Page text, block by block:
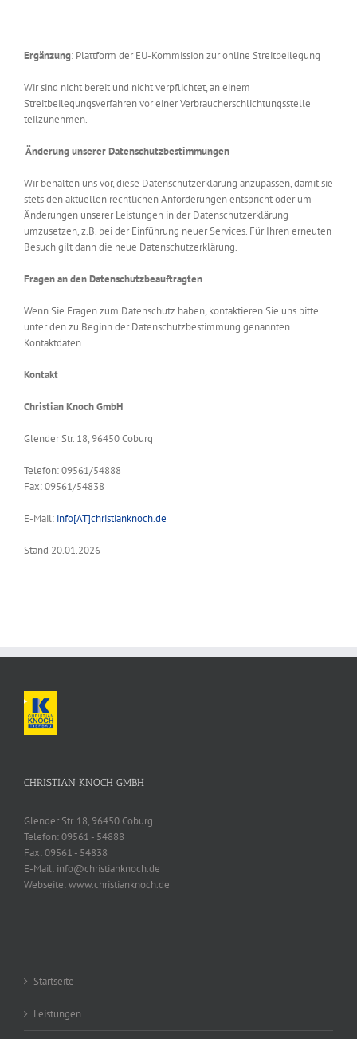
Ergänzung: Plattform der EU-Kommission zur online Streitbeilegung
Wir sind nicht bereit und nicht verpflichtet, an einem
Streitbeilegungsverfahren vor einer Verbraucherschlichtungsstelle
teilzunehmen.
Änderung unserer Datenschutzbestimmungen
Wir behalten uns vor, diese Datenschutzerklärung anzupassen, damit sie
stets den aktuellen rechtlichen Anforderungen entspricht oder um
Änderungen unserer Leistungen in der Datenschutzerklärung
umzusetzen, z.B. bei der Einführung neuer Services. Für Ihren erneuten
Besuch gilt dann die neue Datenschutzerklärung.
Fragen an den Datenschutzbeauftragten
Wenn Sie Fragen zum Datenschutz haben, kontaktieren Sie uns bitte
unter den zu Beginn der Datenschutzbestimmung genannten
Kontaktdaten.
Kontakt
Christian Knoch GmbH
Glender Str. 18, 96450 Coburg
Telefon: 09561/54888
Fax: 09561/54838
E-Mail: info[AT]christianknoch.de
Stand 20.01.2026
CHRISTIAN KNOCH GMBH
Glender Str. 18, 96450 Coburg
Telefon:09561 - 54888
Fax:09561 - 54838
E-Mail: info@christianknoch.de
Webseite:www.christianknoch.de
Startseite
Leistungen